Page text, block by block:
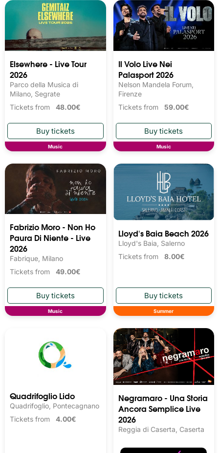
Elsewhere - Live Tour
2026
Parco della Musica di
Milano, Segrate
Tickets from 48.00€
Music
Il Volo Live Nei
Palasport 2026
Nelson Mandela Forum,
Firenze
Tickets from 59.00€
Music
Fabrizio Moro - Non Ho
Paura Di Niente - Live
2026
Fabrique, Milano
Tickets from 49.00€
Music
Lloyd's Baia Beach 2026
Lloyd's Baia, Salerno
Tickets from 8.00€
Summer
Quadrifoglio Lido
Quadrifoglio, Pontecagnano
Tickets from 4.00€
Negramaro - Una Storia
Ancora Semplice Live
2026
Reggia di Caserta, Caserta